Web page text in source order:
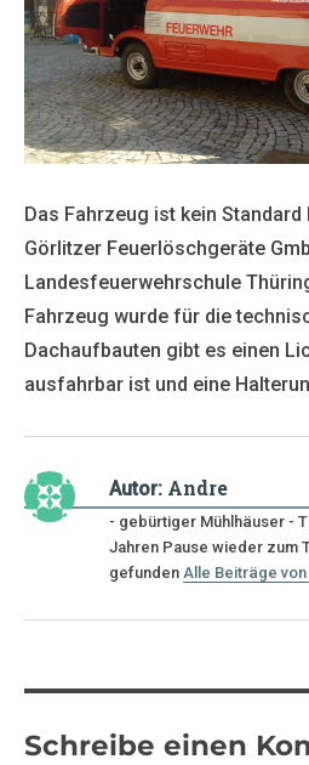
Das Fahrzeug ist kein Standard
Görlitzer Feuerlöschgeräte
Landesfeuerwehrschule
Fahrzeug wurde für die
Dachaufbauten gibt es einen
ausfahrbar ist und eine
Autor: Andre
- gebürtiger Mühlhäuser -
Jahren Pause wieder zum
gefundenAlle Beiträge
Schreibe einen